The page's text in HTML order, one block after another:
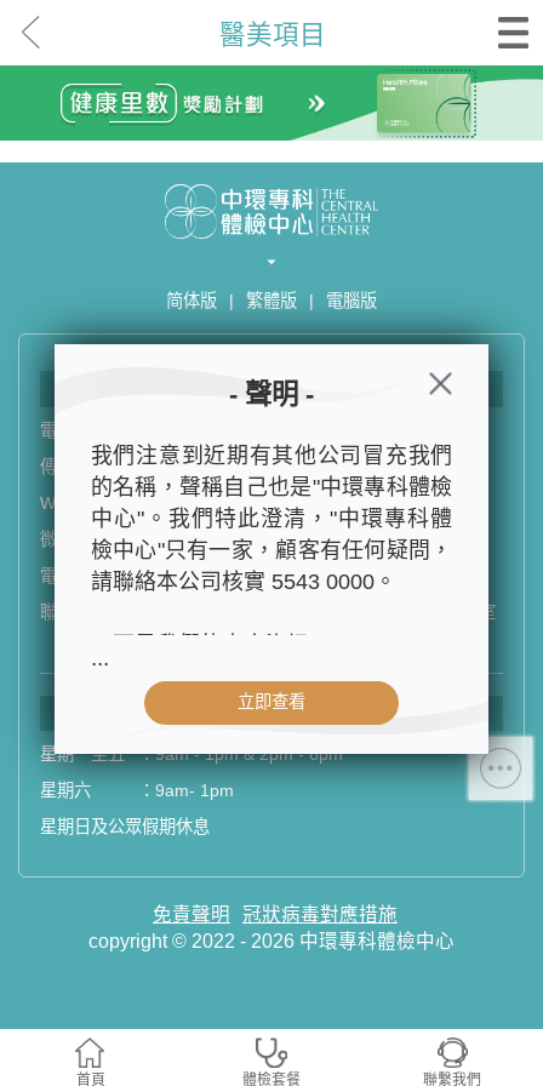
醫美項目
简体版 | 繁體版 | 電腦版
電話
傳真
：(852) 3188 2563
WHATSAPP ： (852) 5543 0000
微信
： TCHCHK
電郵
：email
聯絡地址
香港皇后大道中99號中環中心42樓4202-03室
(中環港鐵站出口D1)
中心營業時間
星期一至五 ：9am - 1pm & 2pm - 6pm
星期六
： 9am- 1pm
星期日及公眾假期休息
免責聲明
冠狀病毒對應措施
copyright © 2022 - 2026 中環專科體檢中心
首頁 體檢套餐 聯繫我們
- 聲明 -
我們注意到近期有其他公司冒充我們
的名稱，聲稱自己也是"中環專科體檢
中心"。我們特此澄清，"中環專科體
檢中心"只有一家，顧客有任何疑問，
請聯絡本公司核實 5543 0000。
- 公司名稱：中環專科體檢中心（The
Central Health Center）
心42樓4203室（中環港鐵站出口
D1）
- 服務熱線：(852) 3180 9809
「中環專科體檢中心」致力為關注健
...
立即查看